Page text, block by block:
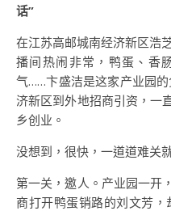
话”
在江苏高邮城南经济新区浩
播间热闹非常，鸭蛋、香
气……卞盛洁是这家产业园
济新区到外地招商引资，一
乡创业。
没想到，很快，一道道难关
第一关，邀人。产业园一开
商打开鸭蛋销路的刘文芳